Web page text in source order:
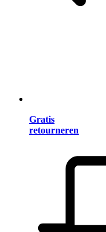
Gratis
retourneren